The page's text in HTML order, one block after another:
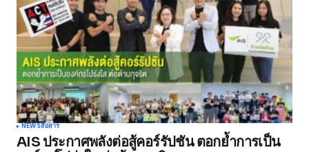
NEWSสื่อสาร
AIS ประกาศพลังต่อสู้คอร์รัปชัน ตอกย้ำการเป็น